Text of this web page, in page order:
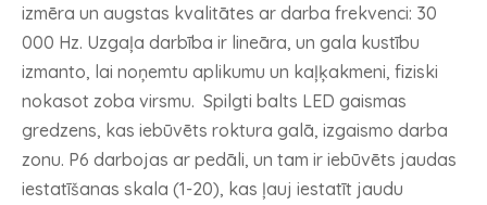
izmēra un augstas kvalitātes ar darba frekvenci: 30
000 Hz. Uzgaļa darbība ir lineāra, un gala kustību
izmanto, lai noņemtu aplikumu un kaļķakmeni, fiziski
nokasot zoba virsmu. Spilgti balts LED gaismas
gredzens, kas iebūvēts roktura galā, izgaismo darba
zonu. P6 darbojas ar pedāli, un tam ir iebūvēts jaudas
iestatīšanas skala (1-20), kas ļauj iestatīt jaudu